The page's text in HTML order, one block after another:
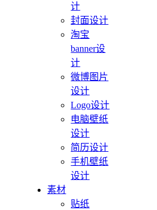
计
封面设计
淘宝
banner设
计
微博图片
设计
Logo设计
电脑壁纸
设计
简历设计
手机壁纸
设计
素材
贴纸